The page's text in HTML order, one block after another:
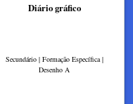
Diário gráfico
Secundário | Formação Específica |
Desenho A